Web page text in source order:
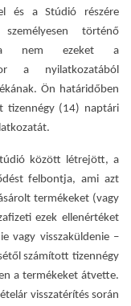
és a Stúdió részére
történő
nem ezeket a
a nyilatkozatából
Ön határidőben
tizennégy (14) naptári
között létrejött, a
felbontja, ami azt
termékeket (vagy
ezek ellenértéket
vagy visszaküldenie –
számított tizennégy
a termékeket átvette.
visszatérítés során